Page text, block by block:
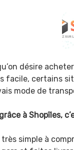
désire
facile, certains
mode de
à Shopîles,
très simple à